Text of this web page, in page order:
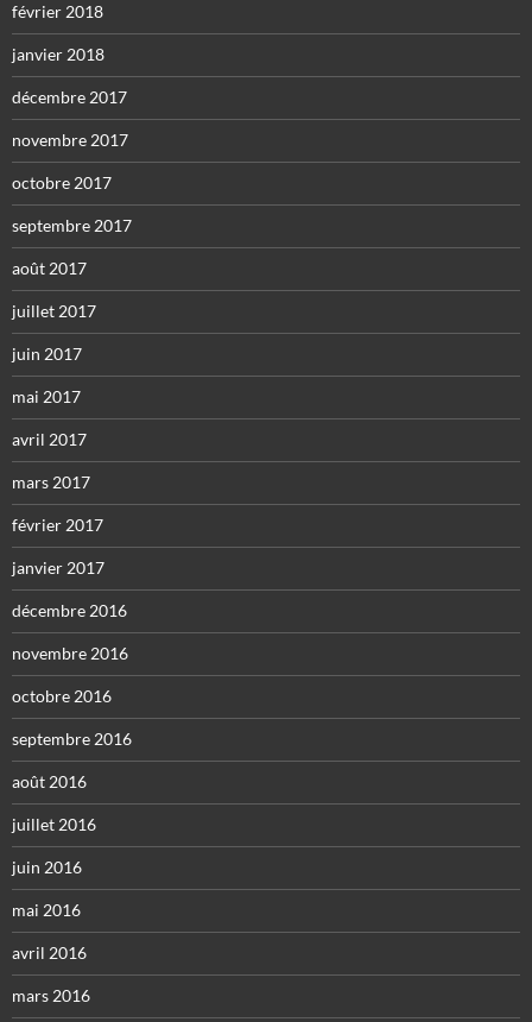
février 2018
janvier 2018
décembre 2017
novembre 2017
octobre 2017
septembre 2017
août 2017
juillet 2017
juin 2017
mai 2017
avril 2017
mars 2017
février 2017
janvier 2017
décembre 2016
novembre 2016
octobre 2016
septembre 2016
août 2016
juillet 2016
juin 2016
mai 2016
avril 2016
mars 2016